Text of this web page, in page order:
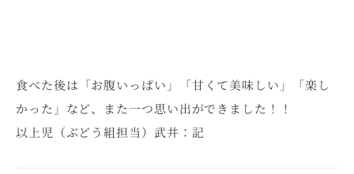
食べた後は「お腹いっぱい」「甘くて美味しい」「楽し
かった」など、また一つ思い出ができました！！
以上児（ぶどう組担当）武井：記